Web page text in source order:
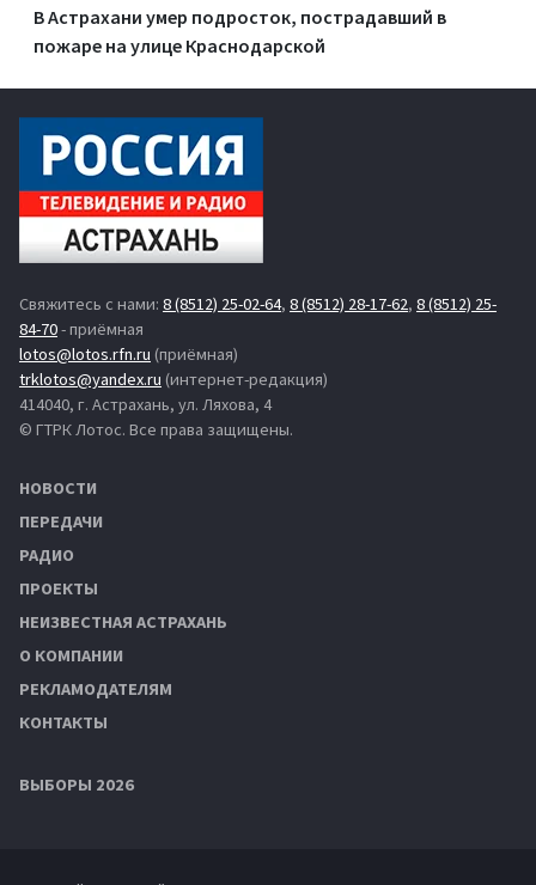
В Астрахани умер подросток, пострадавший в
пожаре на улице Краснодарской
Свяжитесь с нами: 8 (8512) 25-02-64, 8 (8512) 28-17-62, 8 (8512) 25-
84-70- приёмная
lotos@lotos.rfn.ru (приёмная)
trklotos@yandex.ru (интернет-редакция)
414040, г. Астрахань, ул. Ляхова, 4
© ГТРК Лотос. Все права защищены.
НОВОСТИ
ПЕРЕДАЧИ
РАДИО
ПРОЕКТЫ
НЕИЗВЕСТНАЯ АСТРАХАНЬ
О КОМПАНИИ
РЕКЛАМОДАТЕЛЯМ
КОНТАКТЫ
ВЫБОРЫ 2026